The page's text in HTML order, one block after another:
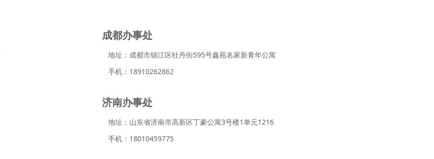
成都办事处
地址：成都市锦江区牡丹街595号鑫苑名家新青年公寓
手机：18910262862
济南办事处
地址：山东省济南市高新区丁豪公寓3号楼1单元1216
手机：18010459775